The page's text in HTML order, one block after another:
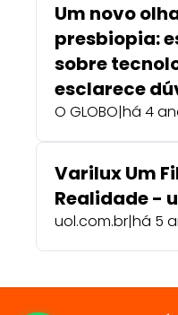
Um novo
presbiopia:
sobre
esclarece
O GLOBO|há 4
Varilux Um
Realidade -
uol.com.br|há 5